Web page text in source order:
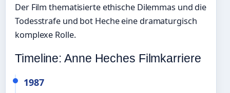
Der Film thematisierte ethische Dilemmas und die
Todesstrafe und bot Heche eine dramaturgisch
komplexe Rolle.
Timeline: Anne Heches Filmkarriere
1987